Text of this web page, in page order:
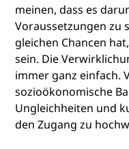
meinen, dass es
Voraussetzungen zu
gleichen Chancen
sein. Die
immer ganz einfach.
sozioökonomische
Ungleichheiten und
den Zugang zu